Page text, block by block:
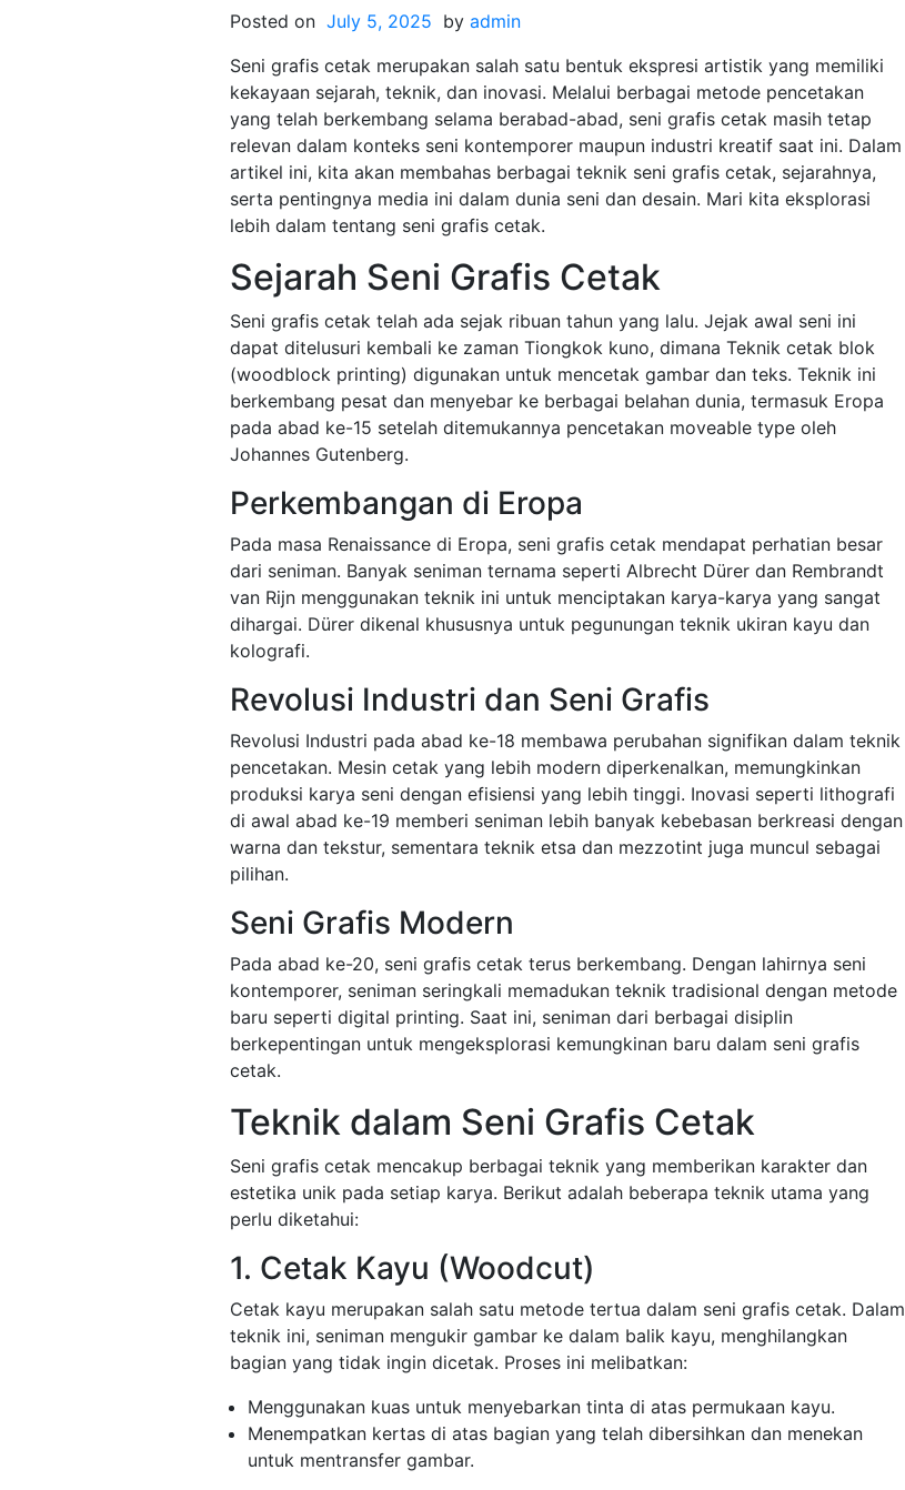
Posted on July 5, 2025 by admin
Seni grafis cetak merupakan salah satu bentuk ekspresi artistik yang memiliki
kekayaan sejarah, teknik, dan inovasi. Melalui berbagai metode pencetakan
yang telah berkembang selama berabad-abad, seni grafis cetak masih tetap
relevan dalam konteks seni kontemporer maupun industri kreatif saat ini. Dalam
artikel ini, kita akan membahas berbagai teknik seni grafis cetak, sejarahnya,
serta pentingnya media ini dalam dunia seni dan desain. Mari kita eksplorasi
lebih dalam tentang seni grafis cetak.
Sejarah Seni Grafis Cetak
Seni grafis cetak telah ada sejak ribuan tahun yang lalu. Jejak awal seni ini
dapat ditelusuri kembali ke zaman Tiongkok kuno, dimana Teknik cetak blok
(woodblock printing) digunakan untuk mencetak gambar dan teks. Teknik ini
berkembang pesat dan menyebar ke berbagai belahan dunia, termasuk Eropa
pada abad ke-15 setelah ditemukannya pencetakan moveable type oleh
Johannes Gutenberg.
Perkembangan di Eropa
Pada masa Renaissance di Eropa, seni grafis cetak mendapat perhatian besar
dari seniman. Banyak seniman ternama seperti Albrecht Dürer dan Rembrandt
van Rijn menggunakan teknik ini untuk menciptakan karya-karya yang sangat
dihargai. Dürer dikenal khususnya untuk pegunungan teknik ukiran kayu dan
kolografi.
Revolusi Industri dan Seni Grafis
Revolusi Industri pada abad ke-18 membawa perubahan signifikan dalam teknik
pencetakan. Mesin cetak yang lebih modern diperkenalkan, memungkinkan
produksi karya seni dengan efisiensi yang lebih tinggi. Inovasi seperti lithografi
di awal abad ke-19 memberi seniman lebih banyak kebebasan berkreasi dengan
warna dan tekstur, sementara teknik etsa dan mezzotint juga muncul sebagai
pilihan.
Seni Grafis Modern
Pada abad ke-20, seni grafis cetak terus berkembang. Dengan lahirnya seni
kontemporer, seniman seringkali memadukan teknik tradisional dengan metode
baru seperti digital printing. Saat ini, seniman dari berbagai disiplin
berkepentingan untuk mengeksplorasi kemungkinan baru dalam seni grafis
cetak.
Teknik dalam Seni Grafis Cetak
Seni grafis cetak mencakup berbagai teknik yang memberikan karakter dan
estetika unik pada setiap karya. Berikut adalah beberapa teknik utama yang
perlu diketahui:
1. Cetak Kayu (Woodcut)
Cetak kayu merupakan salah satu metode tertua dalam seni grafis cetak. Dalam
teknik ini, seniman mengukir gambar ke dalam balik kayu, menghilangkan
bagian yang tidak ingin dicetak. Proses ini melibatkan:
Menggunakan kuas untuk menyebarkan tinta di atas permukaan kayu.
Menempatkan kertas di atas bagian yang telah dibersihkan dan menekan
untuk mentransfer gambar.